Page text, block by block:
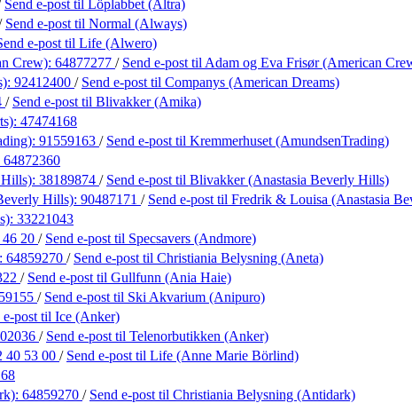
Send e-post til Löplabbet (Altra)
Send e-post til Normal (Always)
e-post til Life (Alwero)
Crew): 64877277 / Send e-post til Adam og Eva Frisør (American
92412400 / Send e-post til Companys (American Dreams)
/ Send e-post til Blivakker (Amika)
47474168
91559163 / Send e-post til Kremmerhuset (AmundsenTrading)
64872360
38189874 / Send e-post til Blivakker (Anastasia Beverly Hills)
Hills): 90487171 / Send e-post til Fredrik & Louisa (Anastasia
33221043
20 / Send e-post til Specsavers (Andmore)
64859270 / Send e-post til Christiania Belysning (Aneta)
/ Send e-post til Gullfunn (Ania Haie)
/ Send e-post til Ski Akvarium (Anipuro)
e-post til Ice (Anker)
/ Send e-post til Telenorbutikken (Anker)
40 53 00 / Send e-post til Life (Anne Marie Börlind)
64859270 / Send e-post til Christiania Belysning (Antidark)